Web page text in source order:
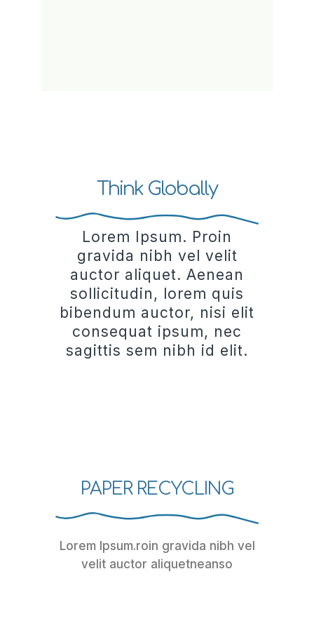
Think Globally
Lorem Ipsum. Proin
gravida nibh vel velit
auctor aliquet. Aenean
sollicitudin, lorem quis
bibendum auctor, nisi elit
consequat ipsum, nec
sagittis sem nibh id elit.
PAPER RECYCLING
Lorem Ipsum.roin gravida nibh vel
velit auctor aliquetneanso